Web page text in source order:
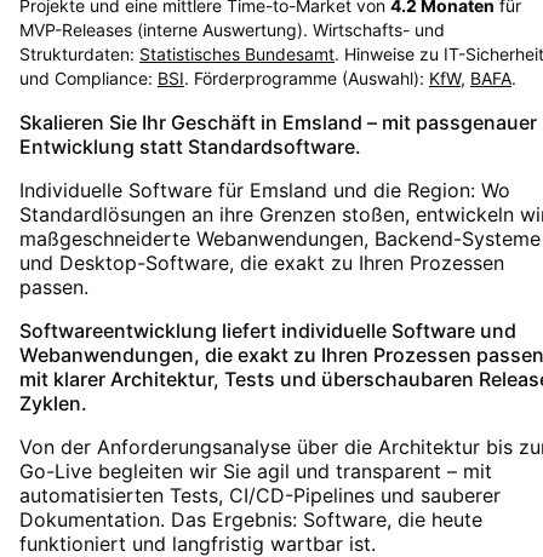
Projekte und eine mittlere Time-to-Market von 4.2 Monaten für
MVP-Releases (interne Auswertung). Wirtschafts- und
Strukturdaten: Statistisches Bundesamt. Hinweise zu IT-Sicherheit
und Compliance: BSI. Förderprogramme (Auswahl): KfW, BAFA.
Skalieren Sie Ihr Geschäft in Emsland – mit passgenauer
Entwicklung statt Standardsoftware.
Individuelle Software für Emsland und die Region: Wo
Standardlösungen an ihre Grenzen stoßen, entwickeln
maßgeschneiderte Webanwendungen, Backend-Systeme
und Desktop-Software, die exakt zu Ihren Prozessen
passen.
Softwareentwicklung liefert individuelle Software und
Webanwendungen, die exakt zu Ihren Prozessen
mit klarer Architektur, Tests und überschaubaren
Zyklen.
Von der Anforderungsanalyse über die Architektur bis
Go-Live begleiten wir Sie agil und transparent – mit
automatisierten Tests, CI/CD-Pipelines und sauberer
Dokumentation. Das Ergebnis: Software, die heute
funktioniert und langfristig wartbar ist.